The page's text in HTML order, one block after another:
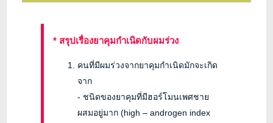
* สรุปเรื่องยาคุมกำเนิดกับผมร่วง
คนที่มีผมร่วงจากยาคุมกำเนิดมักจะเกิด
จาก
- ชนิดของยาคุมที่มีฮอร์โมนเพศชาย
ผสมอยู่มาก (high – androgen index